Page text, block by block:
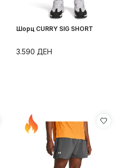
Шорц CURRY SIG SHORT
3.590 ДЕН